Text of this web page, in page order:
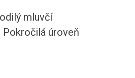
mluvčí
Pokročilá úroveň